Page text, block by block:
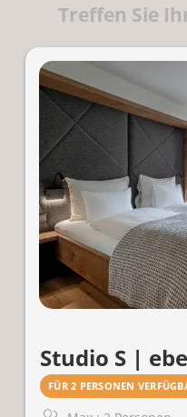
Treffen Sie
Studio S |
FÜR 2 PERSONEN